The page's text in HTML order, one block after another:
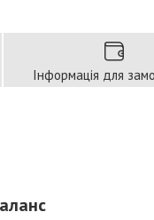
Інформація для